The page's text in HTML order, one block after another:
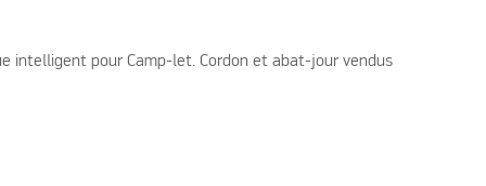
intelligent pour Camp-let. Cordon et abat-jour vendus